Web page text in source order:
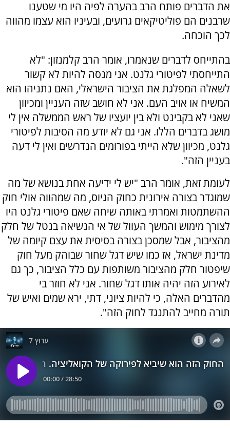
את הדברים פותח הרב בהערה לפיה היו מי שטענו
שרבנים הם פוליטיקאים גרועים, ובעיניו הוא עצמו מהווה
לכך הוכחה.
בהתייחס לדברים שנאמרו, אומר הרב קלמנזון: "לא
התייחסתי לפיטורי גלנט. אני מנסה להיות לא קשור
לשאלה המפלגת את הציבור הישראלי, האם נתניהו הוא
המשיח או אויב העם. אני לא חושב שזה העניין ומכיוון
שאני לא בקבינט ולא בין יועציו של ראש הממשלה אין לי
מושג בדברים הללו. אני גם לא יודע מה הסיבות לפיטורי
גלנט, מכיוון שלא הייתי בפורומים הנדרשים ואין לי דעה
בעניין הזה".
לעומת זאת, אומר הרב "יש לי ידיעה אחת בנושא של מה
שמוגדר בצורה אירונית כחוק הגיוס, מה שמהווה אולי חוק
ההשתמטות ואמרתי באותה שיחה שאם פיטורי גלנט היו
לצורך מימוש והמשך העוול של אי הנשיאה בנטל של חלק
מהציבור, אבל שמסכן בצורה בסיסית את עצם קיומה של
מדינת ישראל, אז כמו שיש דגל שחור שבוהק מעל חוק
שיפטור חלק מהציבור משותפות עם כלל הציבור, כך גם
לאירוע הזה יהיה אותו דגל שחור. אני לא חוזר בי
מהדברים האלה, כי להיות ציוני, דתי, ירא שמים ואיש של
תורה מחייב להתנגד לחוק הזה".